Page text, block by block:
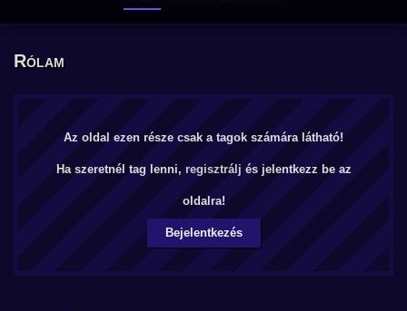
Rólam
Az oldal ezen része csak a tagok számára látható!
Ha szeretnél tag lenni, regisztrálj és jelentkezz be az
oldalra!
Bejelentkezés